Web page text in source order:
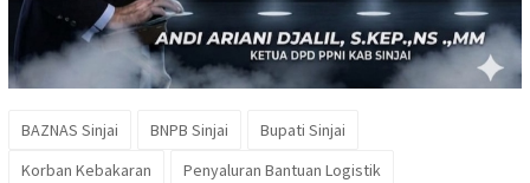
BAZNAS Sinjai BNPB Sinjai
Bupati Sinjai
Korban Kebakaran
Penyaluran Bantuan Logistik